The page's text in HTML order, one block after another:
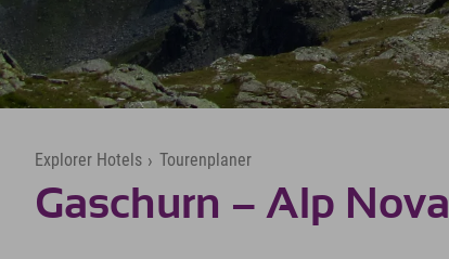
Explorer Hotels › Tourenplaner
Gaschurn – Alp Nova